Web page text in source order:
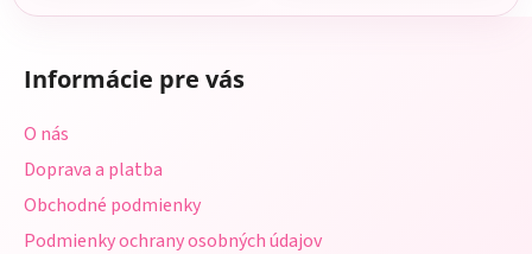
Informácie pre vás
O nás
Doprava a platba
Obchodné podmienky
Podmienky ochrany osobných údajov